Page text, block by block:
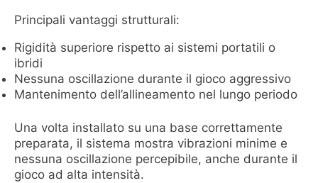
Principali vantaggi strutturali:
Rigidità superiore rispetto ai sistemi portatili o
ibridi
Nessuna oscillazione durante il gioco aggressivo
Mantenimento dell’allineamento nel lungo periodo
Una volta installato su una base correttamente
preparata, il sistema mostra vibrazioni minime e
nessuna oscillazione percepibile, anche durante il
gioco ad alta intensità.